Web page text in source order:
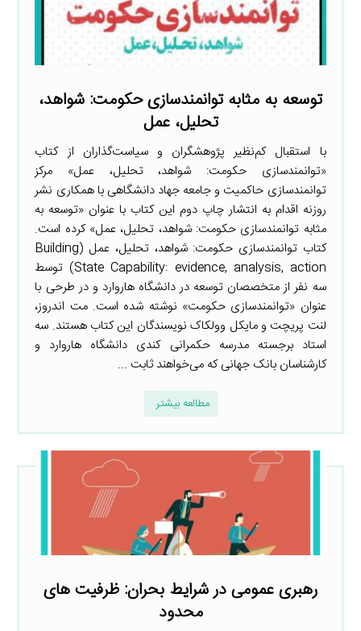
توسعه به مثابه توانمندسازی حکومت: شواهد،
تحلیل، عمل
با استقبال کم‌نظیر پژوهشگران و سیاست‌گذاران از کتاب
«توانمندسازی حکومت: شواهد، تحلیل، عمل» مرکز
توانمندسازی حاکمیت و جامعه جهاد دانشگاهی با همکاری نشر
روزنه اقدام به انتشار چاپ دوم این کتاب با عنوان «توسعه به
مثابه توانمندسازی حکومت: شواهد، تحلیل، عمل» کرده است.
کتاب توانمندسازی حکومت: شواهد، تحلیل، عمل (Building
State Capability: evidence, analysis, action) توسط
سه نفر از متخصصان توسعه در دانشگاه هاروارد و در طرحی با
عنوان «توانمندسازی حکومت» نوشته شده است. مت اندروز،
لنت پریچت و مایکل وولکاک نویسندگان این کتاب هستند. سه
استاد برجسته مدرسه حکمرانی کندی دانشگاه هاروارد و
کارشناسان بانک جهانی که می‌خواهند ثابت ...
مطالعه بیشتر
رهبری عمومی در شرایط بحران: ظرفیت های
محدود